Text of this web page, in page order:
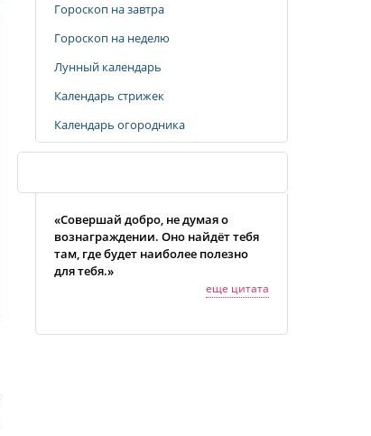
Гороскоп на завтра
Гороскоп на неделю
Лунный календарь
Календарь стрижек
Календарь огородника
«Совершай добро, не думая о
вознаграждении. Оно найдёт тебя
там, где будет наиболее полезно
для тебя.»
еще цитата